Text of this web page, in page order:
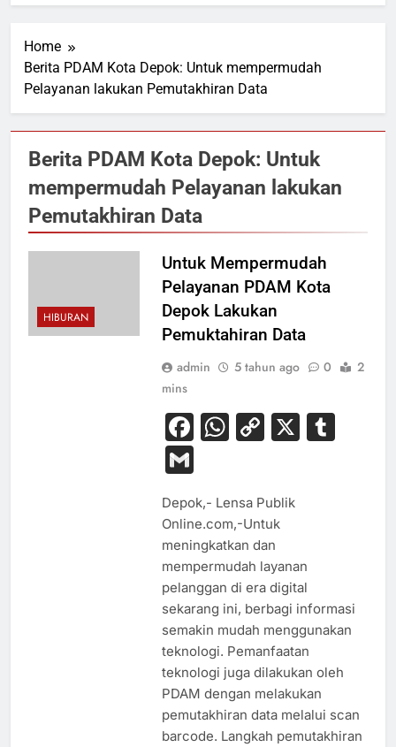
Home
Berita PDAM Kota Depok: Untuk mempermudah
Pelayanan lakukan Pemutakhiran Data
Berita PDAM Kota Depok: Untuk
mempermudah Pelayanan lakukan
Pemutakhiran Data
HIBURAN
Untuk Mempermudah
Pelayanan PDAM Kota
Depok Lakukan
Pemuktahiran Data
admin 5 tahun ago 0
2
mins
Facebook
WhatsApp
Copy
X
Gmail
Depok,- Lensa Publik
Online.com,-Untuk
meningkatkan dan
mempermudah layanan
pelanggan di era digital
sekarang ini, berbagi informasi
semakin mudah menggunakan
teknologi. Pemanfaatan
teknologi juga dilakukan oleh
PDAM dengan melakukan
pemutakhiran data melalui scan
barcode. Langkah pemutakhiran